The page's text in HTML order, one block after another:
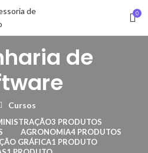
0
de
Cursos
3 PRODUTOS
AGRONOMIA4 PRODUTOS
GRÁFICA1 PRODUTO